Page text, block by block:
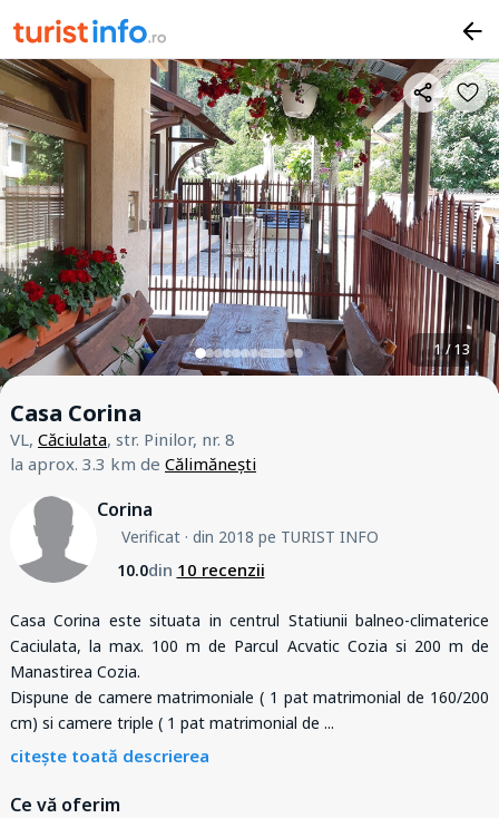
1 / 13
Casa Corina
VL, Căciulata, str. Pinilor, nr. 8
la aprox. 3.3 km de Călimănești
Corina
Verificat· din 2018 pe TURIST INFO
10.0din 10 recenzii
Casa Corina este situata in centrul Statiunii balneo-climaterice
Caciulata, la max. 100 m de Parcul Acvatic Cozia si 200 m de
Manastirea Cozia.
Dispune de camere matrimoniale ( 1 pat matrimonial de 160/200
cm) si camere triple ( 1 pat matrimonial de ...
citește toată descrierea
Ce vă oferim